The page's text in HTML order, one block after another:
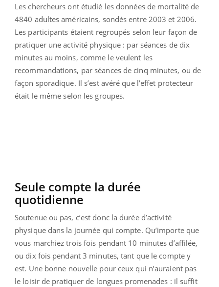
Les chercheurs ont étudié les données de mortalité de
4840 adultes américains, sondés entre 2003 et 2006.
Les participants étaient regroupés selon leur façon de
pratiquer une activité physique : par séances de dix
minutes au moins, comme le veulent les
recommandations, par séances de cinq minutes, ou de
façon sporadique. Il s’est avéré que l’effet protecteur
était le même selon les groupes.
Seule compte la durée
quotidienne
Soutenue ou pas, c’est donc la durée d’activité
physique dans la journée qui compte. Qu’importe que
vous marchiez trois fois pendant 10 minutes d’affilée,
ou dix fois pendant 3 minutes, tant que le compte y
est. Une bonne nouvelle pour ceux qui n’auraient pas
le loisir de pratiquer de longues promenades : il suffit